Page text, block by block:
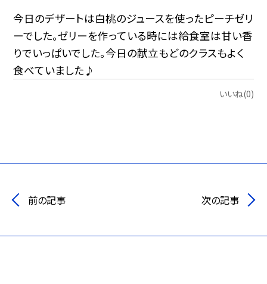
今日のデザートは白桃のジュースを使ったピーチゼリ
ーでした。ゼリーを作っている時には給食室は甘い香
りでいっぱいでした。今日の献立もどのクラスもよく
食べていました♪
いいね(0)
前の記事 次の記事